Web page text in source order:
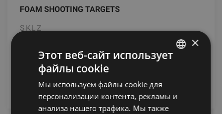
FOAM SHOOTING TARGETS
SKLZ
22.91€
добавить в корзину
×
Этот веб-сайт использует
файлы cookie
Мы используем файлы cookie для
персонализации контента, рекламы и
анализа нашего трафика. Мы также